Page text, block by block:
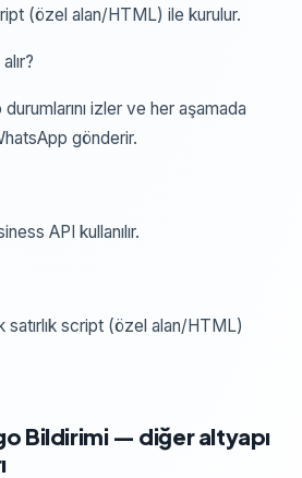
(özel alan/HTML) ile kurulur.
izler ve her aşamada
gönderir.
API kullanılır.
satırlık script (özel alan/HTML)
Bildirimi — diğer altyapı